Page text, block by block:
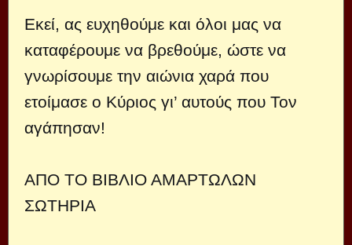
Εκεί, ας ευχηθούμε και όλοι μας να
καταφέρουμε να βρεθούμε, ώστε να
γνωρίσουμε την αιώνια χαρά που
ετοίμασε ο Κύριος γι’ αυτούς που Τον
αγάπησαν!
ΑΠΟ ΤΟ ΒΙΒΛΙΟ ΑΜΑΡΤΩΛΩΝ
ΣΩΤΗΡΙΑ